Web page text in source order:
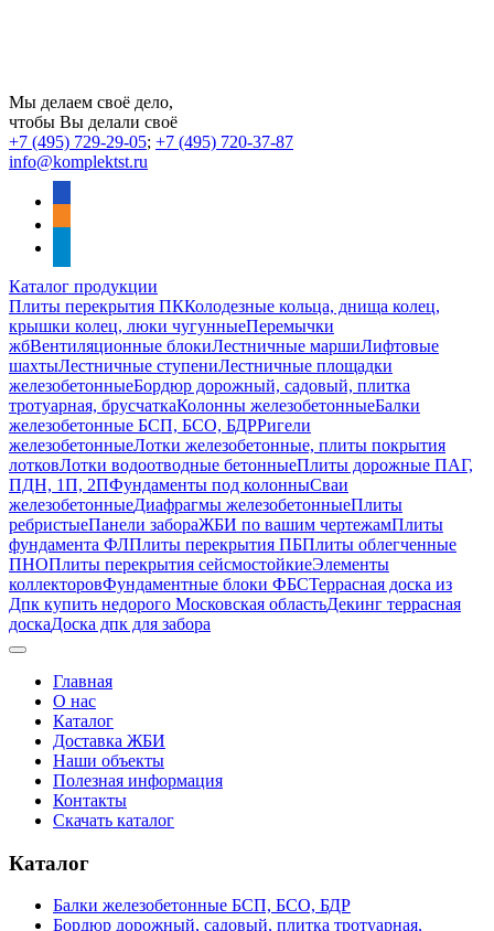
Мы делаем своё дело,
чтобы Вы делали своё
+7 (495) 729-29-05; +7 (495) 720-37-87
info@komplektst.ru
Каталог продукции
Плиты перекрытия ПККолодезные кольца, днища колец,
крышки колец, люки чугунныеПеремычки
жбВентиляционные блокиЛестничные маршиЛифтовые
шахтыЛестничные ступениЛестничные площадки
железобетонныеБордюр дорожный, садовый, плитка
тротуарная, брусчаткаКолонны железобетонныеБалки
железобетонные БСП, БСО, БДРРигели
железобетонныеЛотки железобетонные, плиты покрытия
лотковЛотки водоотводные бетонныеПлиты дорожные ПАГ,
ПДН, 1П, 2ПФундаменты под колонныСваи
железобетонныеДиафрагмы железобетонныеПлиты
ребристыеПанели забораЖБИ по вашим чертежамПлиты
фундамента ФЛПлиты перекрытия ПБПлиты облегченные
ПНОПлиты перекрытия сейсмостойкиеЭлементы
коллекторовФундаментные блоки ФБСТеррасная доска из
Дпк купить недорого Московская областьДекинг террасная
доскаДоска дпк для забора
Главная
О нас
Каталог
Доставка ЖБИ
Наши объекты
Полезная информация
Контакты
Скачать каталог
Каталог
Балки железобетонные БСП, БСО, БДР
Бордюр дорожный, садовый, плитка тротуарная,